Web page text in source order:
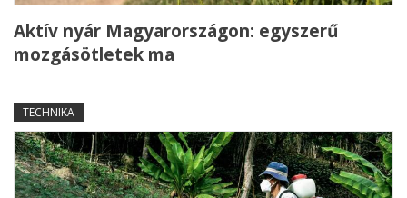
Aktív nyár Magyarországon: egyszerű
mozgásötletek ma
TECHNIKA